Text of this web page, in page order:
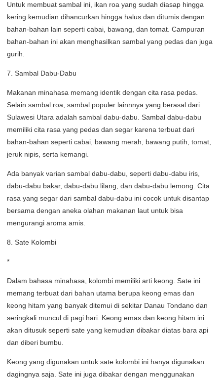
Untuk membuat sambal ini, ikan roa yang sudah diasap hingga
kering kemudian dihancurkan hingga halus dan ditumis dengan
bahan-bahan lain seperti cabai, bawang, dan tomat. Campuran
bahan-bahan ini akan menghasilkan sambal yang pedas dan juga
gurih.
7. Sambal Dabu-Dabu
Makanan minahasa memang identik dengan cita rasa pedas.
Selain sambal roa, sambal populer lainnnya yang berasal dari
Sulawesi Utara adalah sambal dabu-dabu. Sambal dabu-dabu
memiliki cita rasa yang pedas dan segar karena terbuat dari
bahan-bahan seperti cabai, bawang merah, bawang putih, tomat,
jeruk nipis, serta kemangi.
Ada banyak varian sambal dabu-dabu, seperti dabu-dabu iris,
dabu-dabu bakar, dabu-dabu lilang, dan dabu-dabu lemong. Cita
rasa yang segar dari sambal dabu-dabu ini cocok untuk disantap
bersama dengan aneka olahan makanan laut untuk bisa
mengurangi aroma amis.
8. Sate Kolombi
*
Dalam bahasa minahasa, kolombi memiliki arti keong. Sate ini
memang terbuat dari bahan utama berupa keong emas dan
keong hitam yang banyak ditemui di sekitar Danau Tondano dan
seringkali muncul di pagi hari. Keong emas dan keong hitam ini
akan ditusuk seperti sate yang kemudian dibakar diatas bara api
dan diberi bumbu.
Keong yang digunakan untuk sate kolombi ini hanya digunakan
dagingnya saja. Sate ini juga dibakar dengan menggunakan